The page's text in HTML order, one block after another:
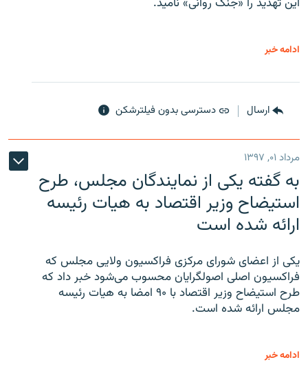
ادامه خبر
ارسال دسترسی بدون فیلترشکن
مرداد ۰۱, ۱۳۹۷
به گفته یکی از نمایندگان مجلس، طرح
استیضاح وزیر اقتصاد به هیات رئیسه
ارائه شده است
یکی از اعضای شورای مرکزی فراکسیون ولایی مجلس که
فراکسیون اصلی اصولگرایان محسوب می‌شود خبر داد که
طرح استیضاح وزیر اقتصاد با ۹۰ امضا به هیات رئیسه
مجلس ارائه شده است.
ادامه خبر